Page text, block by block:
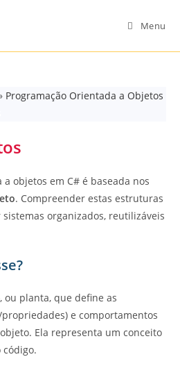
Menu
Programação Orientada a Objetos
objetos em C# é baseada nos
. Compreender estas estruturas
organizados, reutilizáveis
ou planta, que define as
e comportamentos
Ela representa um conceito